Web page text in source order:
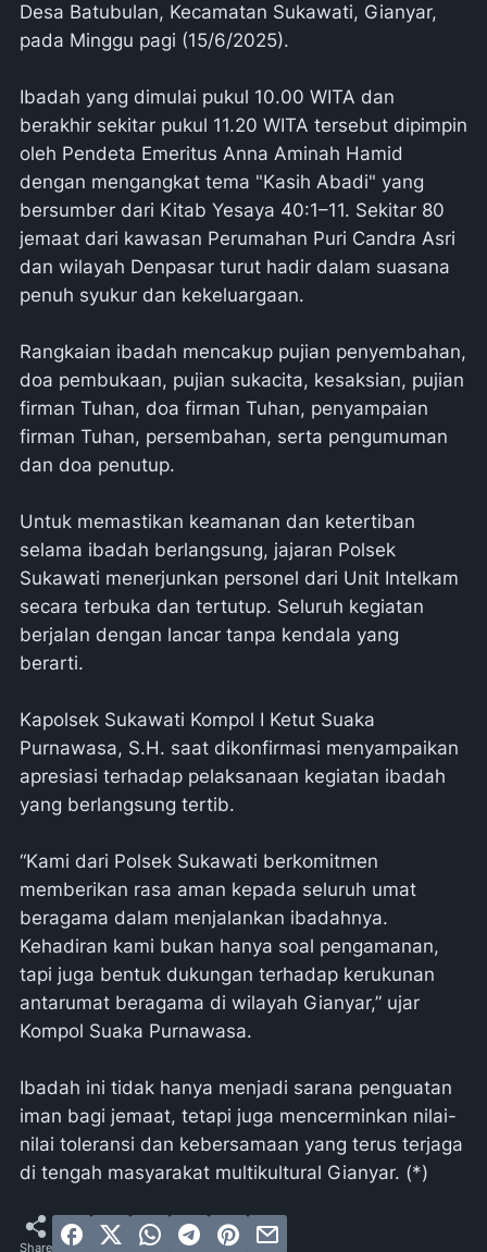
Desa Batubulan, Kecamatan Sukawati, Gianyar,
pada Minggu pagi (15/6/2025).
Ibadah yang dimulai pukul 10.00 WITA dan
berakhir sekitar pukul 11.20 WITA tersebut dipimpin
oleh Pendeta Emeritus Anna Aminah Hamid
dengan mengangkat tema "Kasih Abadi" yang
bersumber dari Kitab Yesaya 40:1–11. Sekitar 80
jemaat dari kawasan Perumahan Puri Candra Asri
dan wilayah Denpasar turut hadir dalam suasana
penuh syukur dan kekeluargaan.
Rangkaian ibadah mencakup pujian penyembahan,
doa pembukaan, pujian sukacita, kesaksian, pujian
firman Tuhan, doa firman Tuhan, penyampaian
firman Tuhan, persembahan, serta pengumuman
dan doa penutup.
Untuk memastikan keamanan dan ketertiban
selama ibadah berlangsung, jajaran Polsek
Sukawati menerjunkan personel dari Unit Intelkam
secara terbuka dan tertutup. Seluruh kegiatan
berjalan dengan lancar tanpa kendala yang
berarti.
Kapolsek Sukawati Kompol I Ketut Suaka
Purnawasa, S.H. saat dikonfirmasi menyampaikan
apresiasi terhadap pelaksanaan kegiatan ibadah
yang berlangsung tertib.
“Kami dari Polsek Sukawati berkomitmen
memberikan rasa aman kepada seluruh umat
beragama dalam menjalankan ibadahnya.
Kehadiran kami bukan hanya soal pengamanan,
tapi juga bentuk dukungan terhadap kerukunan
antarumat beragama di wilayah Gianyar,” ujar
Kompol Suaka Purnawasa.
Ibadah ini tidak hanya menjadi sarana penguatan
iman bagi jemaat, tetapi juga mencerminkan nilai-
nilai toleransi dan kebersamaan yang terus terjaga
di tengah masyarakat multikultural Gianyar. (*)